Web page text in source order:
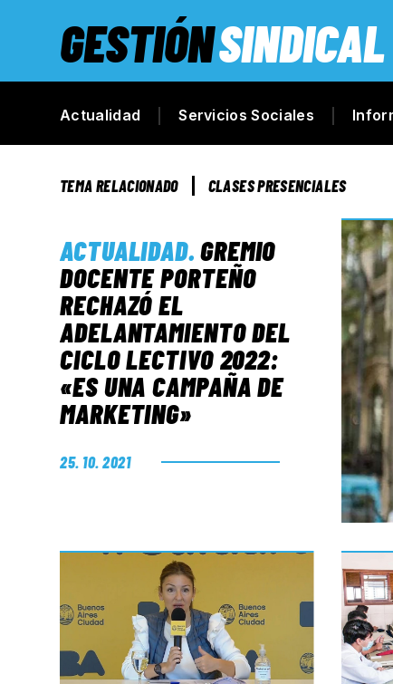
GESTIÓNSINDICAL
Actualidad Servicios Sociales
TEMA RELACIONADO CLASES PRESENCIALES
ACTUALIDAD.GREMIO
DOCENTE PORTEÑO
RECHAZÓ EL
ADELANTAMIENTO DEL
CICLO LECTIVO 2022:
«ES UNA CAMPAÑA DE
MARKETING»
25. 10. 2021